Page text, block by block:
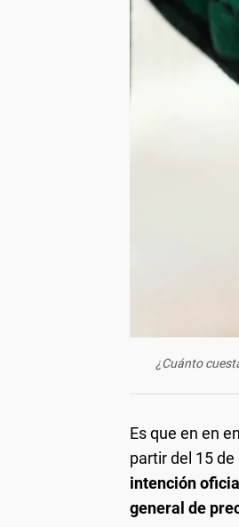
¿Cuánto
Es que en en
partir del 15
intención
general de